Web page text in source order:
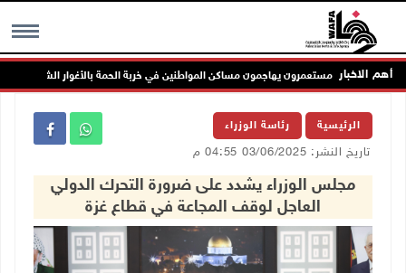
MENU أهم الاخبارمستعمرون يهاجمون مساكن المواطنين في خربة الحمة بالأغوار الشمالية
الرئيسية رئاسة الوزراء
تاريخ النشر: 03/06/2025 04:55 م
مجلس الوزراء يشدد على ضرورة التحرك الدولي
العاجل لوقف المجاعة في قطاع غزة